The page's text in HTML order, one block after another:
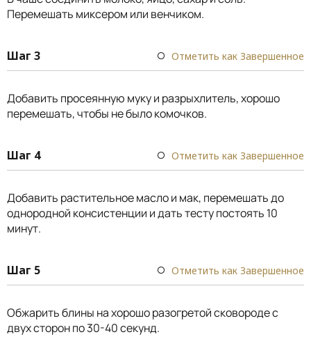
Перемешать миксером или венчиком.
Шаг 3 Отметить как Завершенное
Добавить просеянную муку и разрыхлитель, хорошо
перемешать, чтобы не было комочков.
Шаг 4 Отметить как Завершенное
Добавить растительное масло и мак, перемешать до
однородной консистенции и дать тесту постоять 10
минут.
Шаг 5 Отметить как Завершенное
Обжарить блины на хорошо разогретой сковороде с
двух сторон по 30-40 секунд.